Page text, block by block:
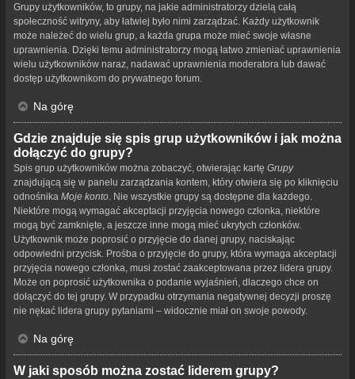
Grupy użytkowników, to grupy, na jakie administratorzy dzielą całą
społeczność witryny, aby łatwiej było nimi zarządzać. Każdy użytkownik
może należeć do wielu grup, a każda grupa może mieć swoje własne
uprawnienia. Dzięki temu administratorzy mogą łatwo zmieniać uprawnienia
wielu użytkowników naraz, nadawać uprawnienia moderatora lub dawać
dostęp użytkownikom do prywatnego forum.
Na górę
Gdzie znajduje się spis grup użytkowników i jak można
dołączyć do grupy?
Spis grup użytkowników można zobaczyć, otwierając kartę Grupy
znajdującą się w panelu zarządzania kontem, który otwiera się po kliknięciu
odnośnika Moje konto . Nie wszystkie grupy są dostępne dla każdego.
Niektóre mogą wymagać akceptacji przyjęcia nowego członka, niektóre
mogą być zamknięte, a jeszcze inne mogą mieć ukrytych członków.
Użytkownik może poprosić o przyjęcie do danej grupy, naciskając
odpowiedni przycisk. Prośba o przyjęcie do grupy, która wymaga akceptacji
przyjęcia nowego członka, musi zostać zaakceptowana przez lidera grupy.
Może on poprosić użytkownika o podanie wyjaśnień, dlaczego chce on
dołączyć do tej grupy. W przypadku otrzymania negatywnej decyzji proszę
nie nękać lidera grupy pytaniami – widocznie miał on swoje powody.
Na górę
W jaki sposób można zostać liderem grupy?